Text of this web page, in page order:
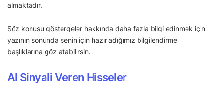
almaktadır.
Söz konusu göstergeler hakkında daha fazla bilgi edinmek için
yazının sonunda senin için hazırladığımız bilgilendirme
başlıklarına göz atabilirsin.
Al Sinyali Veren Hisseler